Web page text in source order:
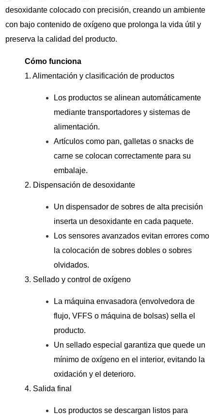
desoxidante colocado con precisión, creando un ambiente
con bajo contenido de oxígeno que prolonga la vida útil y
preserva la calidad del producto.
Cómo funciona
1. Alimentación y clasificación de productos
Los productos se alinean automáticamente
mediante transportadores y sistemas de
alimentación.
Artículos como pan, galletas o snacks de
carne se colocan correctamente para su
embalaje.
2. Dispensación de desoxidante
Un dispensador de sobres de alta precisión
inserta un desoxidante en cada paquete.
Los sensores avanzados evitan errores como
la colocación de sobres dobles o sobres
olvidados.
3. Sellado y control de oxígeno
La máquina envasadora (envolvedora de
flujo, VFFS o máquina de bolsas) sella el
producto.
Un sellado especial garantiza que quede un
mínimo de oxígeno en el interior, evitando la
oxidación y el deterioro.
4. Salida final
Los productos se descargan listos para